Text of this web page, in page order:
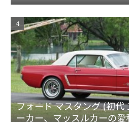
フォード マスタング (初代
ーカー、マッスルカーの